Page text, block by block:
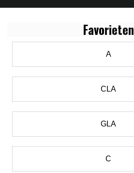
Favorieten
A
CLA
GLA
C